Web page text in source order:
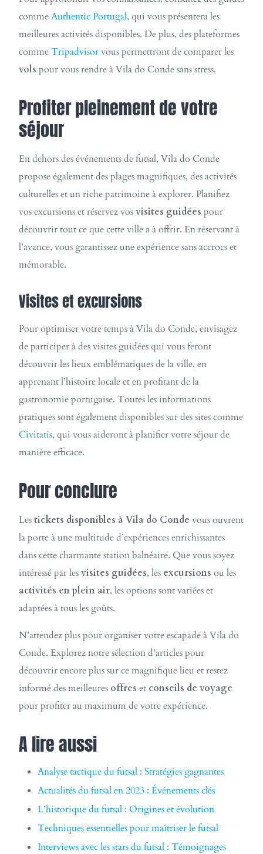
commeAuthentic Portugal, qui vous présentera les
meilleures activités disponibles. De plus, des plateformes
commeTripadvisorvous permettront de comparer les
vols pour vous rendre à Vila do Conde sans stress.
Profiter pleinement de votre
séjour
En dehors des événements de futsal, Vila do Conde
propose également des plages magnifiques, des activités
culturelles et un riche patrimoine à explorer. Planifiez
vos excursions et réservez vosvisites guidées pour
découvrir tout ce que cette ville a à offrir. En réservant à
l’avance, vous garantissez une expérience sans accrocs et
mémorable.
Visites et excursions
Pour optimiser votre temps à Vila do Conde, envisagez
de participer à des visites guidées qui vous feront
découvrir les lieux emblématiques de la ville, en
apprenant l’histoire locale et en profitant de la
gastronomie portugaise. Toutes les informations
pratiques sont également disponibles sur des sites comme
Civitatis, qui vous aideront à planifier votre séjour de
manière efficace.
Pour conclure
Lestickets disponibles à Vila do Conde vous ouvrent
la porte à une multitude d’expériences enrichissantes
dans cette charmante station balnéaire. Que vous soyez
intéressé par lesvisites guidées, les excursions ou les
activités en plein air, les options sont variées et
adaptées à tous les goûts.
N’attendez plus pour organiser votre escapade à Vila do
Conde. Explorez notre sélection d’articles pour
découvrir encore plus sur ce magnifique lieu et restez
informé des meilleures offres et conseils de voyage
pour profiter au maximum de votre expérience.
A lire aussi
Analyse tactique du futsal : Stratégies gagnantes
Actualités du futsal en 2023 : Événements clés
L’historique du futsal : Origines et évolution
Techniques essentielles pour maîtriser le futsal
Interviews avec les stars du futsal : Témoignages